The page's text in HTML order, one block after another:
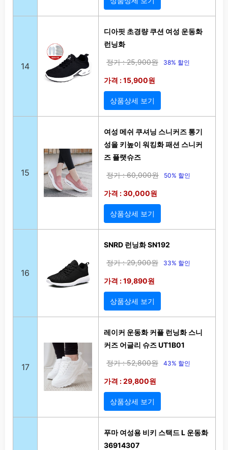
14
디아핏 초경량 쿠션 여성 운동화
런닝화
정가 : 25,900원 38% 할인
가격 : 15,900원
상품상세 보기
15
여성 메쉬 쿠셔닝 스니커즈 통기
성을 키높이 워킹화 패션 스니커
즈 플랫슈즈
정가 : 60,000원 50% 할인
가격 : 30,000원
상품상세 보기
16
SNRD 런닝화 SN192
정가 : 29,900원 33% 할인
가격 : 19,890원
상품상세 보기
17
레이커 운동화 커플 런닝화 스니
커즈 어글리 슈즈 UT1B01
정가 : 52,800원 43% 할인
가격 : 29,800원
상품상세 보기
푸마 여성용 비키 스택드 L 운동화
36914307